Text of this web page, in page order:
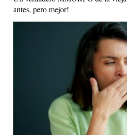
antes, pero mejor!